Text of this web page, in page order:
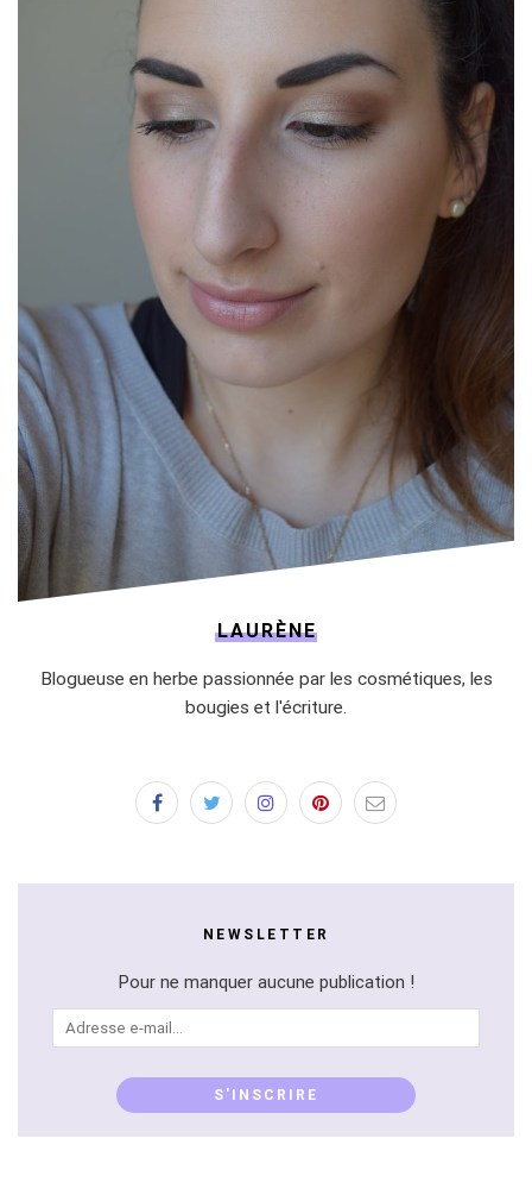
LAURÈNE
Blogueuse en herbe passionnée par les cosmétiques, les
bougies et l'écriture.
NEWSLETTER
Pour ne manquer aucune publication !
Adresse
e-
S'INSCRIRE